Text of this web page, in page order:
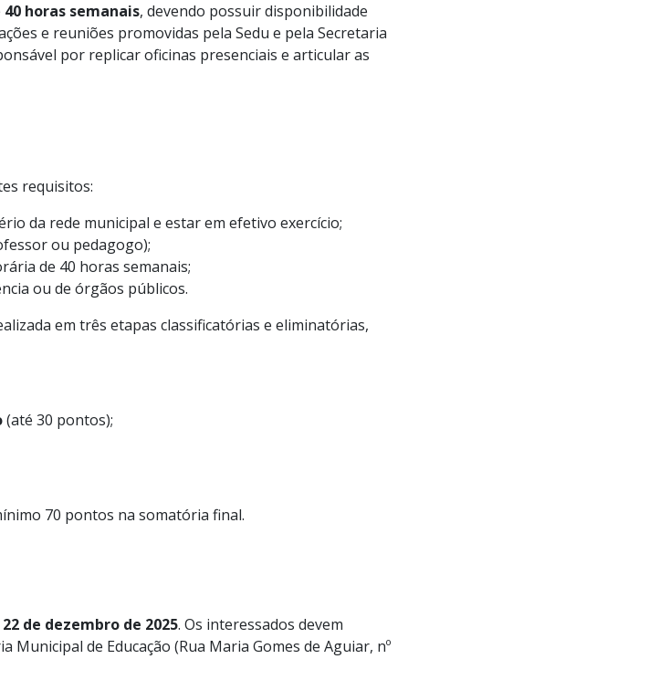
40 horas semanais, devendo possuir disponibilidade
e reuniões promovidas pela Sedu e pela Secretaria
por replicar oficinas presenciais e articular as
requisitos:
da rede municipal e estar em efetivo exercício;
ou pedagogo);
de 40 horas semanais;
ou de órgãos públicos.
em três etapas classificatórias e eliminatórias,
(até 30 pontos);
70 pontos na somatória final.
22 de dezembro de 2025. Os interessados devem
Municipal de Educação (Rua Maria Gomes de Aguiar, nº